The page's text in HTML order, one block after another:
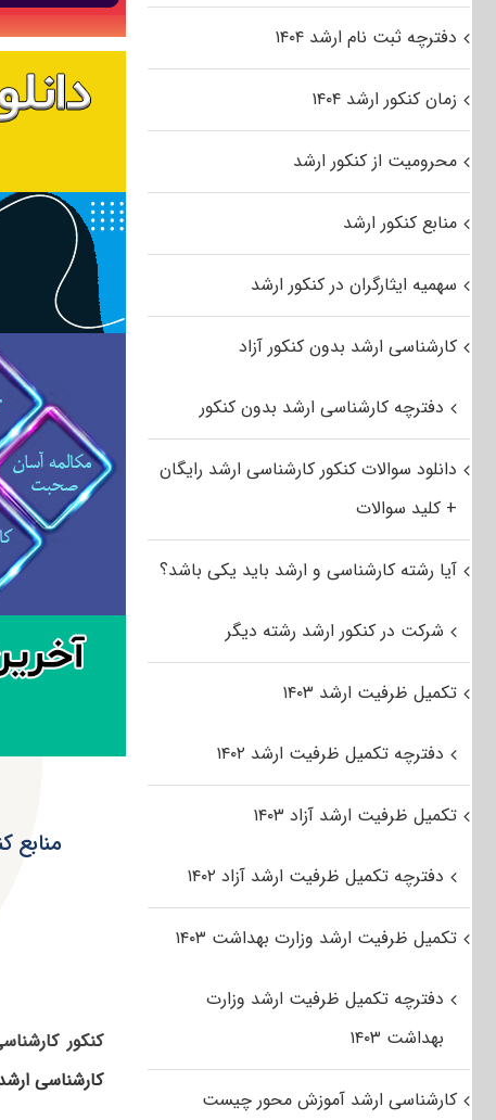
منابع
کنکور
کارشناسی
دفترچه ثبت نام ارشد ۱۴۰۴
زمان کنکور ارشد ۱۴۰۴
محرومیت از کنکور ارشد
منابع کنکور ارشد
سهمیه ایثارگران در کنکور ارشد
کارشناسی ارشد بدون کنکور آزاد
دفترچه کارشناسی ارشد بدون کنکور
دانلود سوالات کنکور کارشناسی ارشد رایگان
+ کلید سوالات
آیا رشته کارشناسی و ارشد باید یکی باشد؟
شرکت در کنکور ارشد رشته دیگر
تکمیل ظرفیت ارشد ۱۴۰۳
دفترچه تکمیل ظرفیت ارشد ۱۴۰۲
تکمیل ظرفیت ارشد آزاد ۱۴۰۳
دفترچه تکمیل ظرفیت ارشد آزاد ۱۴۰۲
تکمیل ظرفیت ارشد وزارت بهداشت ۱۴۰۳
دفترچه تکمیل ظرفیت ارشد وزارت
بهداشت ۱۴۰۳
کارشناسی ارشد آموزش محور چیست